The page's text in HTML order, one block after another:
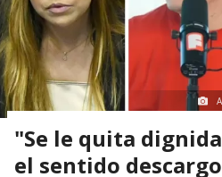
"Se le quita
el sentido